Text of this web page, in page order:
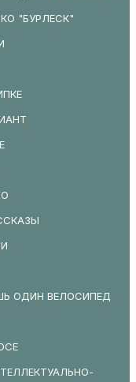
"БУРЛЕСК"
ОДИН ВЕЛОСИПЕД